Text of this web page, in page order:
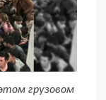
грузовом